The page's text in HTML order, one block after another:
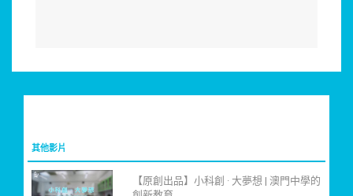
其他影片
【原創出品】小科創 · 大夢想 | 澳門中學的